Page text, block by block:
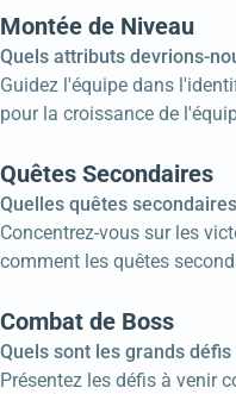
Montée de Niveau
Quels attributs devrions-
Guidez l'équipe dans
pour la croissance de
Quêtes Secondaires
Quelles quêtes
Concentrez-vous sur les
comment les quêtes
Combat de Boss
Quels sont les grands
Présentez les défis à venir